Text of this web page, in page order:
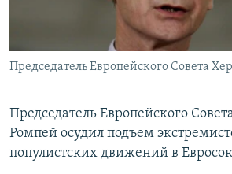
English
Все сайты Радио Азатутюн
Председатель Европейского Совета
Председатель Европейского
Ромпей осудил подъем
популистских движений в